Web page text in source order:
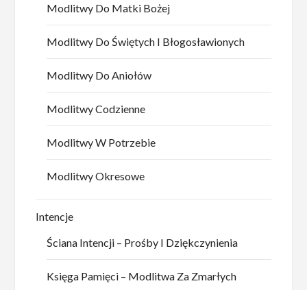
Modlitwy Do Matki Bożej
Modlitwy Do Świętych I Błogosławionych
Modlitwy Do Aniołów
Modlitwy Codzienne
Modlitwy W Potrzebie
Modlitwy Okresowe
Intencje
Ściana Intencji – Prośby I Dziękczynienia
Księga Pamięci – Modlitwa Za Zmarłych